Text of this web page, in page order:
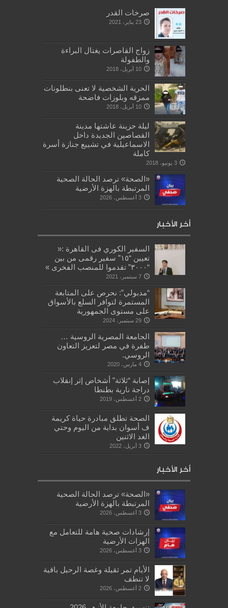
صرخات القدر
23 يناير، 2021
زواج القاصرات يغتال البراءة
والطفولة
10 أبريل، 2018
الحرية الشخصية لا تعنى بنطلونات
ممزقه وبلوزات فاضحة
10 أبريل، 2018
ليلة حزينة عاشتها مدينة
القصاصين الجديدة داخل
الاسماعيلية في تشييع جنازة أسرة
كاملة
3 يونيو، 2018
«الصحة» ترصد الحالة الصحية
المرتبطة بالهزة الأرضية
3 أغسطس، 2026
أخر الأخبار
السفير الكوري فى القاهرة :«
تعيين “١٥” سفير رقمى من بين
“٣٠٠٠” تقدموا للمنصب الفخرى »
7 سبتمبر، 2021
“مدبولي”: نحرص على المتابعة
المستمرة لتوافر السلع بالأسواق
على مستوى الجمهورية
29 سبتمبر، 2024
الجامعة المصرية الروسية …
طفرة في مصر لتعزيز التعاون
الروسي.
4 مارس، 2020
إصابة “ثلاثة” أشخاص إثر إنقلاب
دراجة نارية بطنطا
2 أغسطس، 2019
الصحة تطلق مبادرة حياة كريمة
ف أسوان بداية من اليوم وحتي
الغد الاثنين
3 أبريل، 2022
أخر الأخبار
«الصحة» ترصد الحالة الصحية
المرتبطة بالهزة الأرضية
3 أغسطس، 2026
إرشادات صحية هامة للتعامل مع
الهزات الأرضية
3 أغسطس، 2026
الأيام تمر ثقيلة وغصة الرحيل باقية
لا تنطف
2 أغسطس، 2026